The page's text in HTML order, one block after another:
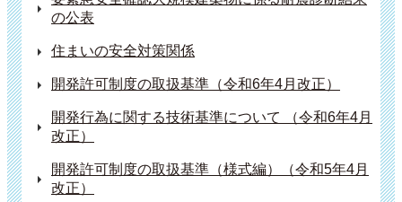
の公表
住まいの安全対策関係
開発許可制度の取扱基準（令和6年4月改正）
開発行為に関する技術基準について （令和6年4月
改正）
開発許可制度の取扱基準（様式編）（令和5年4月
改正）